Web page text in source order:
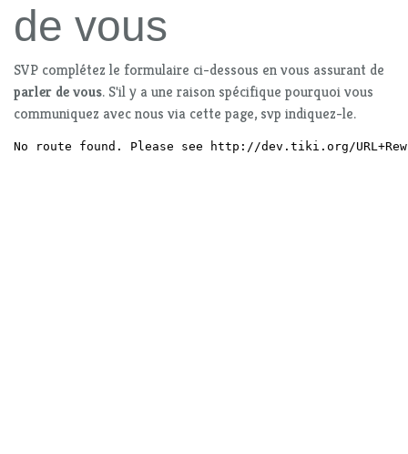
de vous
SVP complétez le formulaire ci-dessous en vous assurant de
parler de vous. S'il y a une raison spécifique pourquoi vous
communiquez avec nous via cette page, svp indiquez-le.